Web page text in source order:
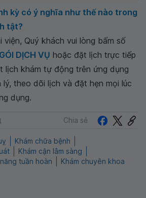
kỳ có ý nghĩa như thế nào trong
tật?
Quý khách vui lòng bấm số
GÓI DỊCH VỤ hoặc đặt lịch trực tiếp
lịch khám tự động trên ứng dụng
lý, theo dõi lịch và đặt hẹn mọi lúc
dụng.
Chia sẻ
Khám chữa bệnh
Khám cận lâm sàng
tuần hoàn Khám chuyên khoa